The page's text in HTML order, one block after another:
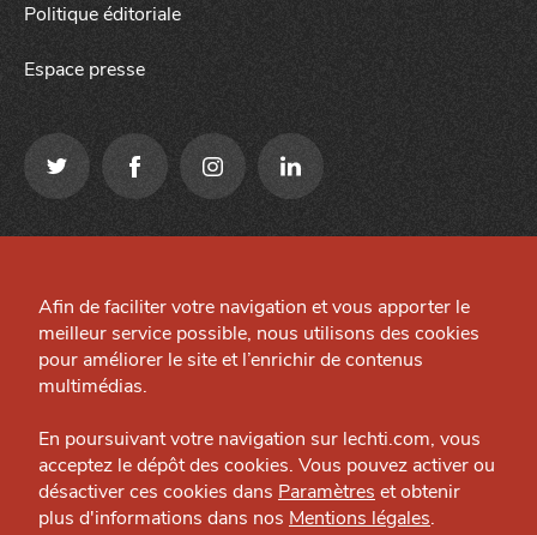
Grande Cause
Nous contacter
Politique éditoriale
Espace presse
Politique éditoriale
Espace presse
Préférences cookies
Site créé par
Afin de faciliter votre navigation et vous apporter le
meilleur service possible, nous utilisons des cookies
pour améliorer le site et l’enrichir de contenus
multimédias.
En poursuivant votre navigation sur lechti.com, vous
acceptez le dépôt des cookies. Vous pouvez activer ou
désactiver ces cookies dans Paramètres et obtenir
plus d'informations dans nos Mentions légales.
J'accepte